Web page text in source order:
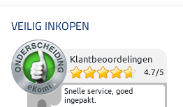
VEILIG INKOPEN
Klantbeoordelingen
4.7/5
Snelle service, goed
ingepakt.